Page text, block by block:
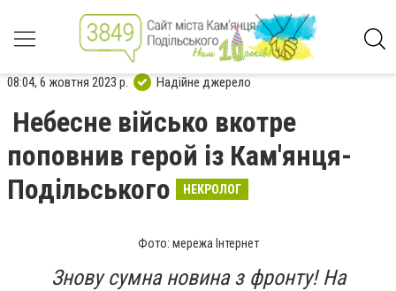
08:04, 6 жовтня 2023 р. Надійне джерело
Небесне військо вкотре
поповнив герой із Кам'янця-
Подільського
НЕКРОЛОГ
Фото: мережа Інтернет
Знову сумна новина з фронту! На